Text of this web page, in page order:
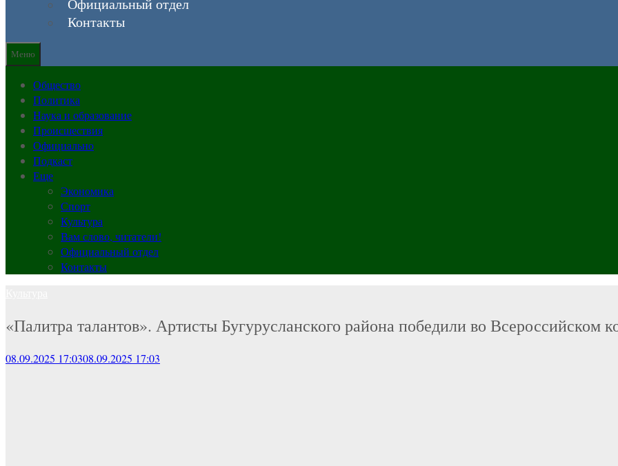
Официальный отдел
Контакты
Меню
Общество
Политика
Наука и образование
Происшествия
Официально
Подкаст
Еще
Экономика
Спорт
Культура
Вам слово, читатели!
Официальный отдел
Контакты
«Палитра талантов». Артисты Бугурусланского района победили во Всероссийском
08.09.2025 17:0308.09.2025 17:03